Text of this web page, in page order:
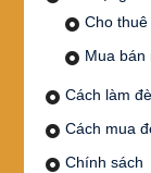
Cho
Mua bán
Cách làm
Cách mua
Chính sách